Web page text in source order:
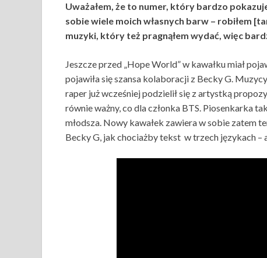
Uważałem, że to numer, który bardzo
sobie wiele moich własnych barw – robiłem
muzyki, który też pragnąłem wydać, więc
Jeszcze przed „Hope World” w kawałku miał
pojawiła się szansa kolaboracji z Becky G.
raper już wcześniej podzielił się z artystką
równie ważny, co dla członka BTS. Piosenkarka
młodsza. Nowy kawałek zawiera w sobie zatem
Becky G, jak chociażby tekst w trzech językach –